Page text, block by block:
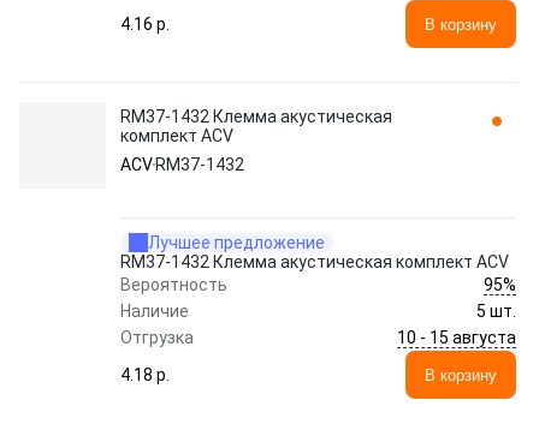
4.16 p.
В корзину
RM37-1432 Клемма акустическая
комплект ACV
ACV RM37-1432
Лучшее предложение
RM37-1432 Клемма акустическая комплект ACV
Вероятность
95%
Наличие
5 шт.
Отгрузка
10 - 15 августа
4.18 p.
В корзину